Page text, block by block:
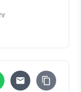
Tab) Tab)
in neuem Tab)